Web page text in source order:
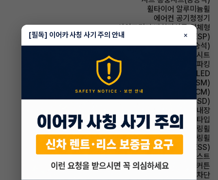
휠타이어 알루미늄휠
에어컨 공기청정기
사이드미러 방향지시등 일체형
주행안전 차체자세제어장치(VDC,ESC,ESP)
시트 전동시트(동승석)
시트 가죽시트
파킹 전자식 파킹
헤드램프 LED
주행안전 샤시 통합 제어 시스템(VSM)
룸미러 전자식 룸미러(ECM)
주행안전 후측방경보시스템(BSD)
룸미러 하이패스 내장
헤드램프 프로젝션 타입
스티어링휠 가죽스티어링휠
스티어링휠 속도감응식 스티어링휠
주행안전 급제동경보시스템(ESS)
헤드램프 하이빔 어시스트
에어백 커튼
윈드실드(앞유리) 자외선 차단
[필독] 이어카 사칭 사기 주의 안내 ×